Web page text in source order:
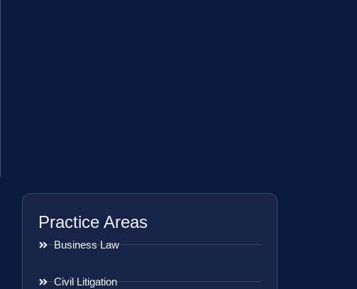
Practice Areas
Business Law
Civil Litigation